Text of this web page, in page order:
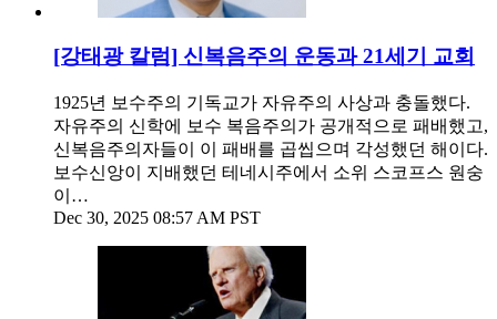
[강태광 칼럼] 신복음주의 운동과 21세기 교회
1925년 보수주의 기독교가 자유주의 사상과 충돌했다.
자유주의 신학에 보수 복음주의가 공개적으로 패배했고,
신복음주의자들이 이 패배를 곱씹으며 각성했던 해이다.
보수신앙이 지배했던 테네시주에서 소위 스코프스 원숭
이…
Dec 30, 2025 08:57 AM PST